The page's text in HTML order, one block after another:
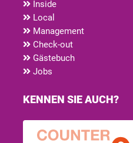
Inside
Local
Management
Check-out
Gästebuch
Jobs
KENNEN SIE AUCH?